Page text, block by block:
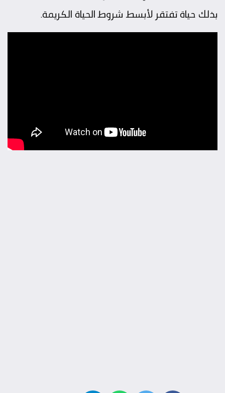
بذلك حياة تفتقر لأبسط شروط الحياة الكريمة.